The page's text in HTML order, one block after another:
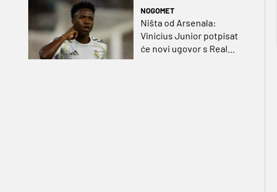
NOGOMET
Ništa od Arsenala:
Vinicius Junior potpisat
će novi ugovor s Real